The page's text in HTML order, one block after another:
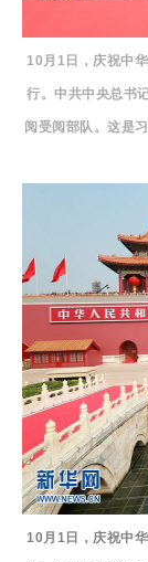
10月1日，庆祝中
行。中共中央总书
阅受阅部队。这是
10月1日，庆祝中